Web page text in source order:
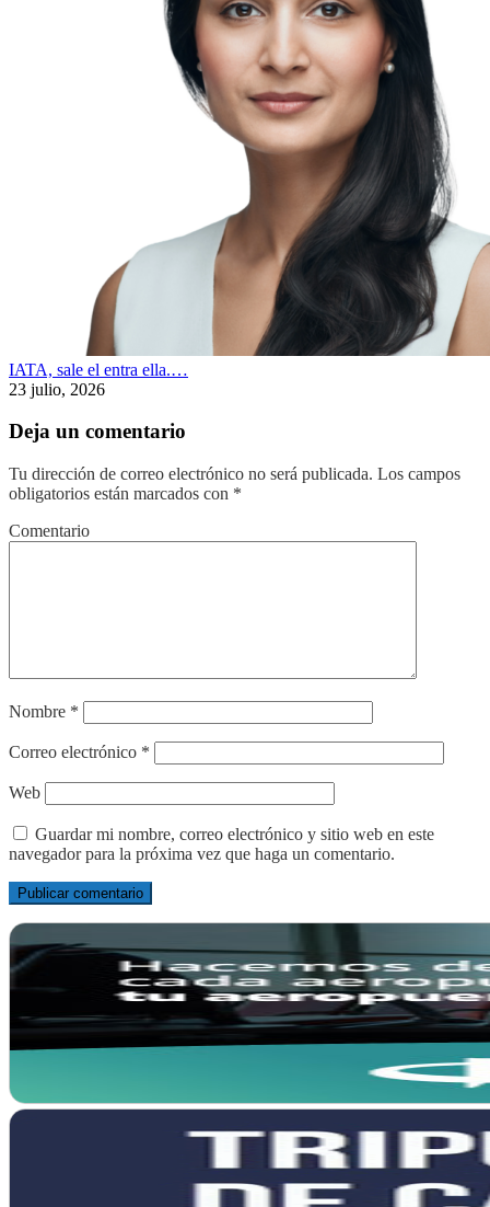
IATA, sale el entra ella.…
23 julio, 2026
Deja un comentario
Tu dirección de correo electrónico no será publicada. Los campos
obligatorios están marcados con *
Comentario
Nombre *
Correo electrónico *
Web
Guardar mi nombre, correo electrónico y sitio web en este
navegador para la próxima vez que haga un comentario.